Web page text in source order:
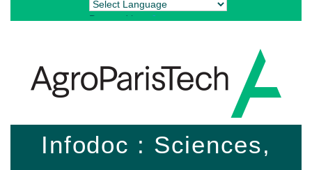
Powered by Translate
Infodoc : Sciences,